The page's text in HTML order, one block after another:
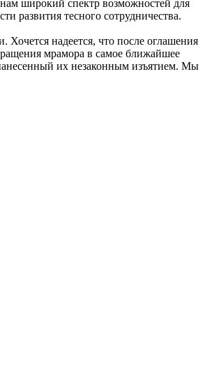
широкий спектр возможностей для
развития тесного сотрудничества.
Хочется надеется, что после оглашения
мрамора в самое ближайшее
их незаконным изъятием. Мы